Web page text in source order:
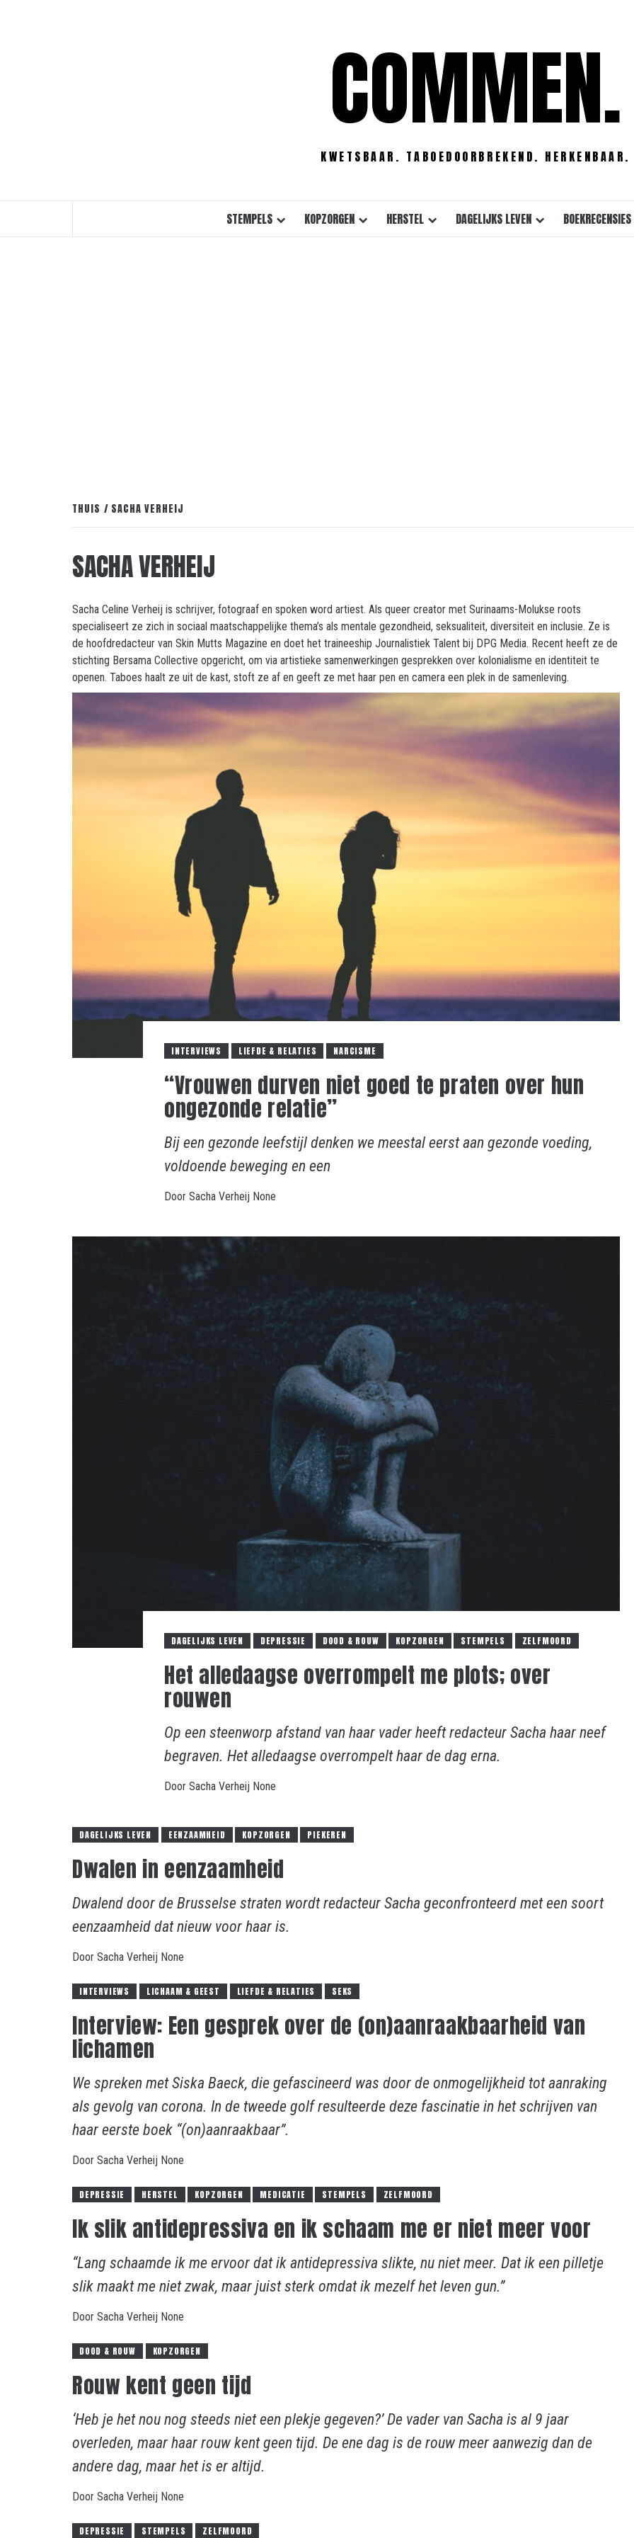
COMMEN.
KWETSBAAR. TABOEDOORBREKEND. HERKENBAAR.
STEMPELS KOPZORGEN HERSTEL DAGELIJKS LEVEN BOEKRECENSIES
THUIS SACHA VERHEIJ
SACHA VERHEIJ
Sacha Celine Verheij is schrijver, fotograaf en spoken word artiest. Als queer creator met Surinaams-Molukse roots
specialiseert ze zich in sociaal maatschappelijke thema’s als mentale gezondheid, seksualiteit, diversiteit en inclusie. Ze is
de hoofdredacteur van Skin Mutts Magazine en doet het traineeship Journalistiek Talent bij DPG Media. Recent heeft ze de
stichting Bersama Collective opgericht, om via artistieke samenwerkingen gesprekken over kolonialisme en identiteit te
openen. Taboes haalt ze uit de kast, stoft ze af en geeft ze met haar pen en camera een plek in de samenleving.
INTERVIEWS LIEFDE & RELATIES NARCISME
“Vrouwen durven niet goed te praten over hun
ongezonde relatie”
Bij een gezonde leefstijl denken we meestal eerst aan gezonde voeding,
voldoende beweging en een
Door Sacha Verheij None
DAGELIJKS LEVEN DEPRESSIE DOOD & ROUW KOPZORGEN STEMPELS ZELFMOORD
Het alledaagse overrompelt me plots; over
rouwen
Op een steenworp afstand van haar vader heeft redacteur Sacha haar neef
begraven. Het alledaagse overrompelt haar de dag erna.
Door Sacha Verheij None
DAGELIJKS LEVEN EENZAAMHEID KOPZORGEN PIEKEREN
Dwalen in eenzaamheid
Dwalend door de Brusselse straten wordt redacteur Sacha geconfronteerd met een soort
eenzaamheid dat nieuw voor haar is.
Door Sacha Verheij None
INTERVIEWS LICHAAM & GEEST LIEFDE & RELATIES SEKS
Interview: Een gesprek over de (on)aanraakbaarheid van
lichamen
We spreken met Siska Baeck, die gefascineerd was door de onmogelijkheid tot aanraking
als gevolg van corona. In de tweede golf resulteerde deze fascinatie in het schrijven van
haar eerste boek “(on)aanraakbaar”.
Door Sacha Verheij None
DEPRESSIE HERSTEL KOPZORGEN MEDICATIE STEMPELS ZELFMOORD
Ik slik antidepressiva en ik schaam me er niet meer voor
“Lang schaamde ik me ervoor dat ik antidepressiva slikte, nu niet meer. Dat ik een pilletje
slik maakt me niet zwak, maar juist sterk omdat ik mezelf het leven gun.”
Door Sacha Verheij None
DOOD & ROUW KOPZORGEN
Rouw kent geen tijd
‘Heb je het nou nog steeds niet een plekje gegeven?’ De vader van Sacha is al 9 jaar
overleden, maar haar rouw kent geen tijd. De ene dag is de rouw meer aanwezig dan de
andere dag, maar het is er altijd.
Door Sacha Verheij None
DEPRESSIE STEMPELS ZELFMOORD